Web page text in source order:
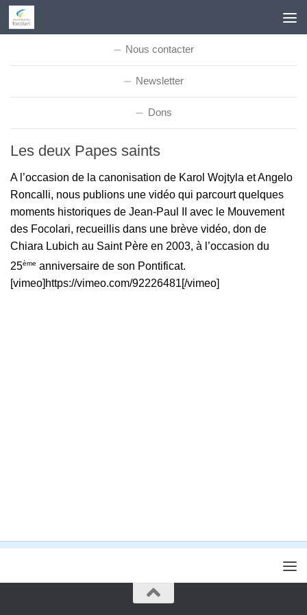
Skip to content
Nous contacter
Newsletter
Dons
Les deux Papes saints
A l’occasion de la canonisation de Karol Wojtyla et Angelo
Roncalli, nous publions une vidéo qui parcourt quelques
moments historiques de Jean-Paul II avec le Mouvement
des Focolari, recueillis dans une brève vidéo, don de
Chiara Lubich au Saint Père en 2003, à l’occasion du
25ème anniversaire de son Pontificat.
[vimeo]https://vimeo.com/92226481[/vimeo]